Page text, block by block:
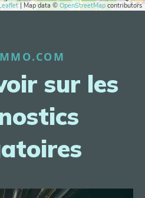
| Map data © OpenStreetMap contributors
sur les